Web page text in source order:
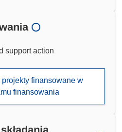
support action
finansowane w
finansowania